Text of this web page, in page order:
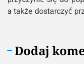
a także dostarczyć
Dodaj